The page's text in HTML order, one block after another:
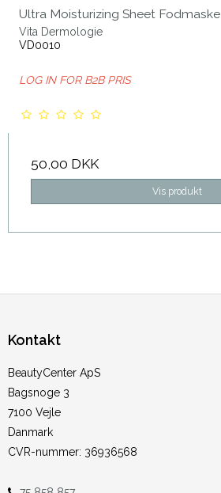
Ultra Moisturizing Sheet Fodmaske
Vita Dermologie
VD0010
LOG IN FOR B2B PRIS
50,00 DKK
Vis produkt
Kontakt
BeautyCenter ApS
Bagsnoge 3
7100 Vejle
Danmark
CVR-nummer: 36936568